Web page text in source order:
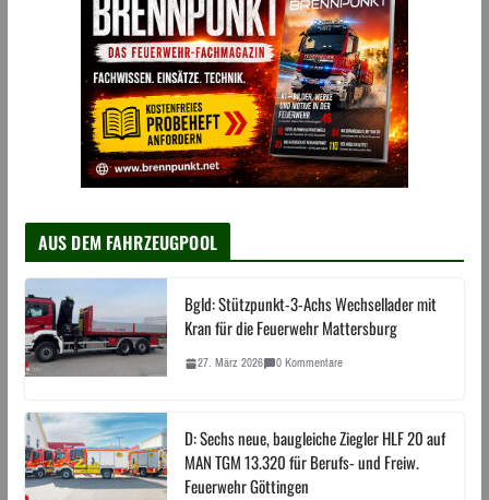
AUS DEM FAHRZEUGPOOL
Bgld: Stützpunkt-3-Achs Wechsellader mit
Kran für die Feuerwehr Mattersburg
27. März 2026 0 Kommentare
D: Sechs neue, baugleiche Ziegler HLF 20 auf
MAN TGM 13.320 für Berufs- und Freiw.
Feuerwehr Göttingen